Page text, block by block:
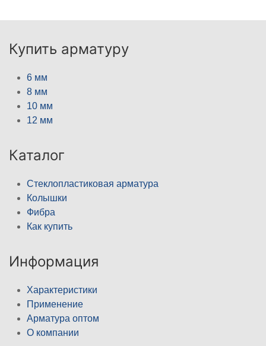
Купить арматуру
6 мм
8 мм
10 мм
12 мм
Каталог
Стеклопластиковая арматура
Колышки
Фибра
Как купить
Информация
Характеристики
Применение
Арматура оптом
О компании